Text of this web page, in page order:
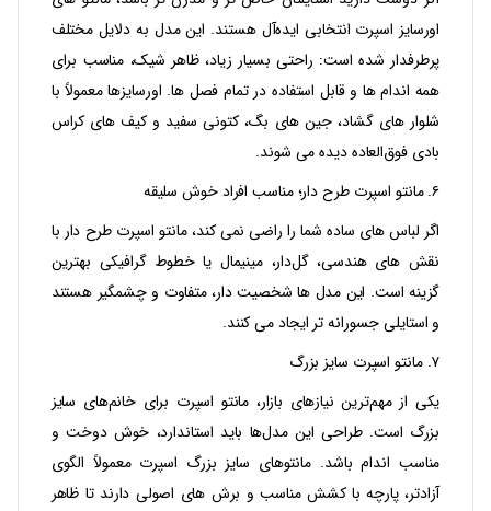
اورسایز اسپرت انتخابی ایده‌آل هستند. این مدل به دلایل مختلف
پرطرفدار شده است: راحتی بسیار زیاد، ظاهر شیک، مناسب برای
همه اندام‌ ها و قابل استفاده در تمام فصل‌ ها. اورسایزها معمولاً با
شلوار های گشاد، جین‌ های بگ، کتونی سفید و کیف‌ های کراس‌
بادی فوق‌العاده دیده می‌ شوند.
۶. مانتو اسپرت طرح‌ دار؛ مناسب افراد خوش‌ سلیقه
اگر لباس‌ های ساده شما را راضی نمی‌ کند، مانتو اسپرت طرح‌ دار با
نقش‌ های هندسی، گل‌دار، مینیمال یا خطوط گرافیکی بهترین
گزینه است. این مدل‌ ها شخصیت‌ دار، متفاوت و چشمگیر هستند
و استایلی جسورانه‌ تر ایجاد می‌ کنند.
۷. مانتو اسپرت سایز بزرگ
یکی از مهم‌ترین نیازهای بازار، مانتو اسپرت برای خانم‌های سایز
بزرگ است. طراحی این مدل‌ها باید استاندارد، خوش‌ دوخت و
مناسب اندام باشد. مانتوهای سایز بزرگ اسپرت معمولاً الگوی
آزادتر، پارچه با کشش مناسب و برش‌ های اصولی دارند تا ظاهر